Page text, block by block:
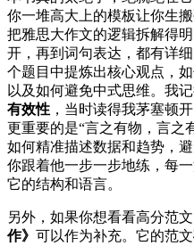
你一堆高大上的模板让你生
把雅思大作文的逻辑拆解得
开，再到词句表达，都有详
个题目中提炼出核心观点，
以及如何避免中式思维。我
有效性 ，当时读得我茅塞顿
更重要的是“言之有物，言之
如何精准描述数据和趋势，
你跟着他一步一步地练，每
它的结构和语言。
另外，如果你想看看高分范
作》 可以作为补充。它的范